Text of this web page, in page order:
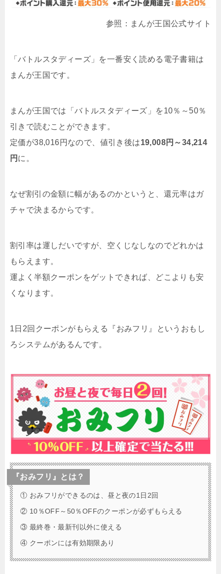
参照：まんが王国公式サイト
「バトルスタディーズ」を一番安く読める電子書籍は
まんが王国です。
まんが王国では「バトルスタディーズ」を10％～50％
引きで読むことができます。
定価が38,016円なので、値引き後は19,008円～34,214
円 に。
なぜ割引の金額に幅があるのかというと、還元率はガ
チャで決まるからです。
割引率は運しだいですが、空くじなしなのでどれかは
もらえます。
運よく半額クーポンをゲットできれば、どこよりも安
くなります。
1日2回クーポンがもらえる『おみフリ』というおもし
ろシステムがあるんです。
『おみフリ』とは？
① おみフリができるのは、昼と夜の1日2回
② 10％OFF～50％OFFのクーポンが必ずもらえる
③ 最終巻・最新刊以外に使える
④ クーポンには有効期限あり